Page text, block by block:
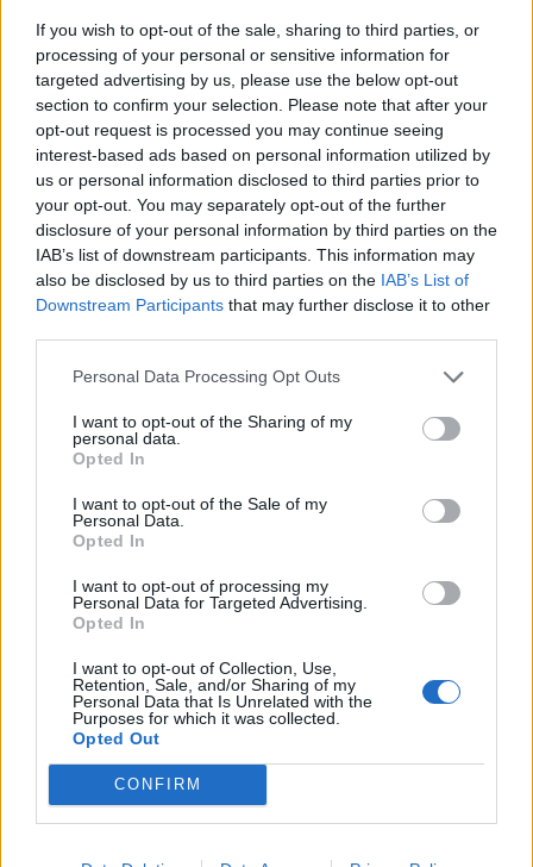
If you wish to opt-out of the sale, sharing to third parties, or
processing of your personal or sensitive information for
targeted advertising by us, please use the below opt-out
section to confirm your selection. Please note that after your
opt-out request is processed you may continue seeing
interest-based ads based on personal information utilized by
us or personal information disclosed to third parties prior to
your opt-out. You may separately opt-out of the further
disclosure of your personal information by third parties on the
IAB’s list of downstream participants. This information may
also be disclosed by us to third parties on the IAB’s List of
Downstream Participants that may further disclose it to other
Personal Data Processing Opt Outs
I want to opt-out of the Sharing of my
personal data.
Opted In
I want to opt-out of the Sale of my
Personal Data.
Opted In
I want to opt-out of processing my
Personal Data for Targeted Advertising.
Opted In
I want to opt-out of Collection, Use,
Retention, Sale, and/or Sharing of my
Personal Data that Is Unrelated with the
Purposes for which it was collected.
Opted Out
CONFIRM
2.800 euro
2024-10-29
Credito d'imposta sugli investimenti pubblicitari
incrementali su quotidiani, periodici e sulle emittenti
televisive e r
Agenzia delle Entrate
370 euro
2022-07-22
Credito d'imposta sugli investimenti pubblicitari
incrementali su quotidiani, periodici e sulle emittenti
televisive e r
Agenzia delle Entrate
2021-03-10
COVID-19: Fondo di garanzia PMI Aiuto di stato
SA.59655 - Proroga SA.56966
Banca del Mezzogiorno MedioCredito Centrale S.p.A.
666.034 euro
2021-03-10
COVID-19: Fondo di garanzia PMI Aiuto di stato
Banca del Mezzogiorno MedioCredito Centrale S.p.A.
756.741 euro
2020-11-30
COVID-19: Fondo di garanzia PMI Aiuto di stato SA.
56966 (2020/N)
Banca del Mezzogiorno MedioCredito Centrale S.p.A.